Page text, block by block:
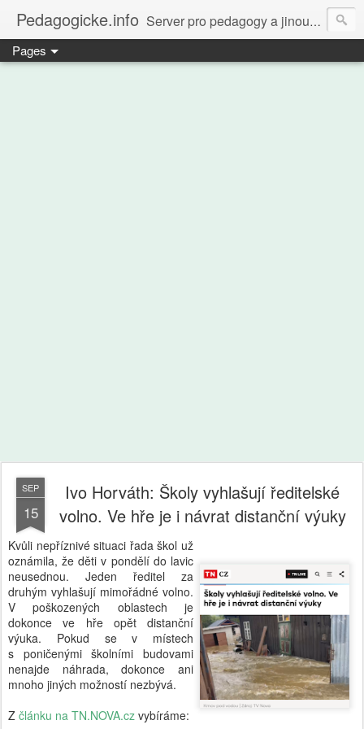
Pedagogicke.info Server pro pedagogy a jinou zvířenu
Pages
SEP
15
Ivo Horváth: Školy vyhlašují ředitelské
volno. Ve hře je i návrat distanční výuky
Kvůli nepříznivé situaci řada škol už
oznámila, že děti v pondělí do lavic
neusednou. Jeden ředitel za
druhým vyhlašují mimořádné volno.
V poškozených oblastech je
dokonce ve hře opět distanční
výuka. Pokud se v místech
s poničenými školními budovami
nenajde náhrada, dokonce ani
mnoho jiných možností nezbývá.
Z článku na TN.NOVA.cz vybíráme: